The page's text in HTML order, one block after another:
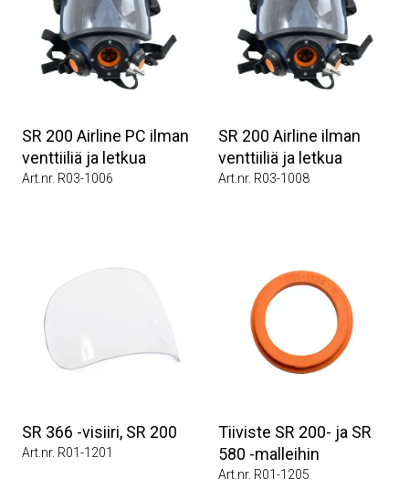
SR 200 Airline PC ilman
venttiiliä ja letkua
Art.nr. R03-1006
SR 200 Airline ilman
venttiiliä ja letkua
Art.nr. R03-1008
SR 366 -visiiri, SR 200
Art.nr. R01-1201
Tiiviste SR 200- ja SR
580 -malleihin
Art.nr. R01-1205